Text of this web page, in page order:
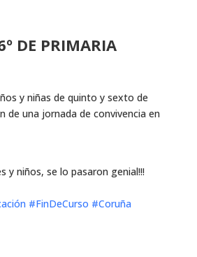
DE PRIMARIA
y niñas de quinto y sexto de
de una jornada de convivencia en
y niños, se lo pasaron genial!!!
#FinDeCurso #Coruña